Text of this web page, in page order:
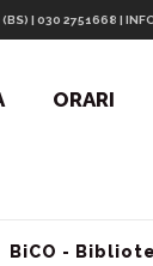
| 030 2751668 |
ORARI
BiCO -